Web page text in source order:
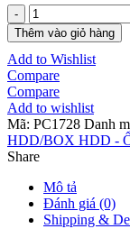
Box
SSK
SHE-
090
Sata
2.5
(3.0)
số
lượng
Thêm vào giỏ hàng
Add to Wishlist
Compare
Compare
Add to wishlist
Mã: PC1728 Danh
HDD/BOX HDD -
Share
Mô tả
Đánh giá (0)
Shipping &